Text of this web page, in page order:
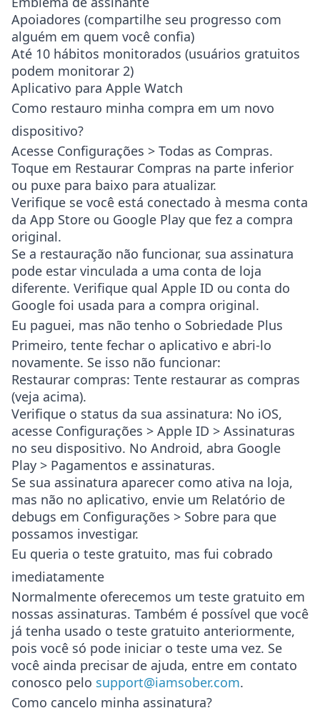
Apoiadores (compartilhe seu progresso com
alguém em quem você confia)
Até 10 hábitos monitorados (usuários gratuitos
podem monitorar 2)
Aplicativo para Apple Watch
Como restauro minha compra em um novo
dispositivo?
Acesse Configurações > Todas as Compras.
Toque em Restaurar Compras na parte inferior
ou puxe para baixo para atualizar.
Verifique se você está conectado à mesma conta
da App Store ou Google Play que fez a compra
original.
Se a restauração não funcionar, sua assinatura
pode estar vinculada a uma conta de loja
diferente. Verifique qual Apple ID ou conta do
Google foi usada para a compra original.
Eu paguei, mas não tenho o Sobriedade Plus
Primeiro, tente fechar o aplicativo e abri-lo
novamente. Se isso não funcionar:
Restaurar compras: Tente restaurar as compras
(veja acima).
Verifique o status da sua assinatura: No iOS,
acesse Configurações > Apple ID > Assinaturas
no seu dispositivo. No Android, abra Google
Play > Pagamentos e assinaturas.
Se sua assinatura aparecer como ativa na loja,
mas não no aplicativo, envie um Relatório de
debugs em Configurações > Sobre para que
possamos investigar.
Eu queria o teste gratuito, mas fui cobrado
imediatamente
Normalmente oferecemos um teste gratuito em
nossas assinaturas. Também é possível que você
já tenha usado o teste gratuito anteriormente,
pois você só pode iniciar o teste uma vez. Se
você ainda precisar de ajuda, entre em contato
conosco pelo support@iamsober.com.
Como cancelo minha assinatura?